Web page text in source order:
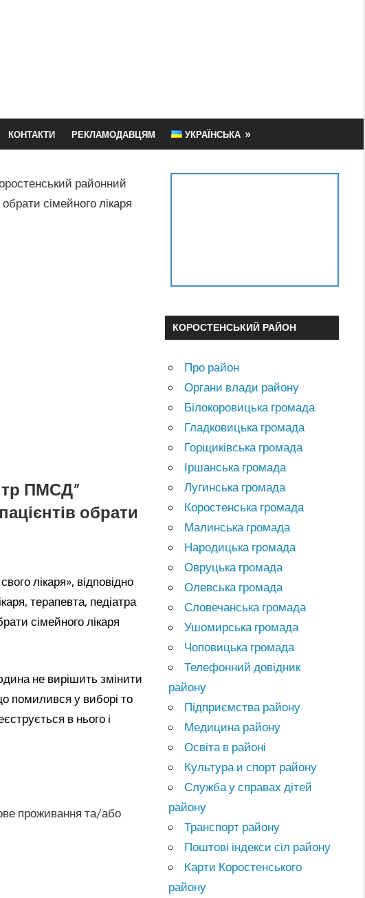
КОНТАКТИ РЕКЛАМОДАВЦЯМ УКРАЇНСЬКА
районний
сімейного лікаря
ПМСД”
обрати
лікаря», відповідно
терапевта, педіатра
сімейного лікаря
не вирішить змінити
помилився у виборі то
в нього і
проживання та/або
КОРОСТЕНСЬКИЙ РАЙОН
Про район
Органи влади району
Білокоровицька громада
Гладковицька громада
Горщиківська громада
Іршанська громада
Лугинська громада
Коростенська громада
Малинська громада
Народицька громада
Овруцька громада
Олевська громада
Словечанська громада
Ушомирська громада
Чоповицька громада
Телефонний довідник
району
Підприємства району
Медицина району
Освіта в районі
Культура и спорт району
Служба у справах дітей
району
Транспорт району
Поштові індекси сіл району
Карти Коростенського
району